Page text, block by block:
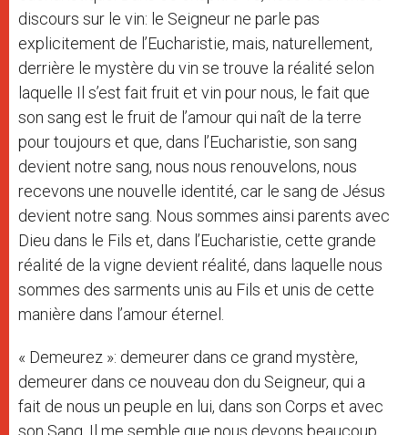
discours sur le vin: le Seigneur ne parle pas
explicitement de l’Eucharistie, mais, naturellement,
derrière le mystère du vin se trouve la réalité selon
laquelle Il s’est fait fruit et vin pour nous, le fait que
son sang est le fruit de l’amour qui naît de la terre
pour toujours et que, dans l’Eucharistie, son sang
devient notre sang, nous nous renouvelons, nous
recevons une nouvelle identité, car le sang de Jésus
devient notre sang. Nous sommes ainsi parents avec
Dieu dans le Fils et, dans l’Eucharistie, cette grande
réalité de la vigne devient réalité, dans laquelle nous
sommes des sarments unis au Fils et unis de cette
manière dans l’amour éternel.
« Demeurez »: demeurer dans ce grand mystère,
demeurer dans ce nouveau don du Seigneur, qui a
fait de nous un peuple en lui, dans son Corps et avec
son Sang. Il me semble que nous devons beaucoup